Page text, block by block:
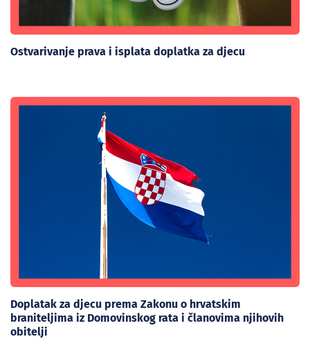
Ostvarivanje prava i isplata doplatka za djecu
Doplatak za djecu prema Zakonu o hrvatskim
braniteljima iz Domovinskog rata i članovima njihovih
obitelji